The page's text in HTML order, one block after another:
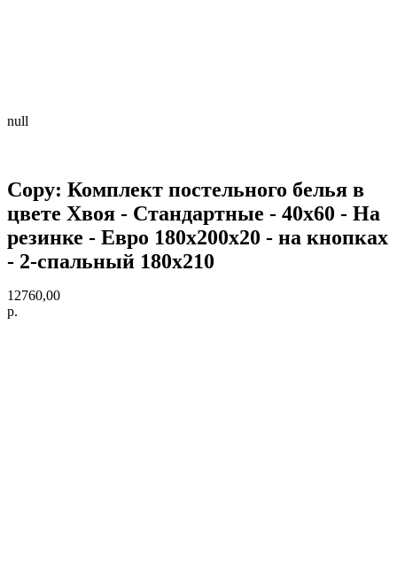
null
Copy: Комплект постельного белья в
цвете Хвоя - Стандартные - 40х60 - На
резинке - Евро 180х200х20 - на кнопках
- 2-спальный 180х210
12760,00
р.